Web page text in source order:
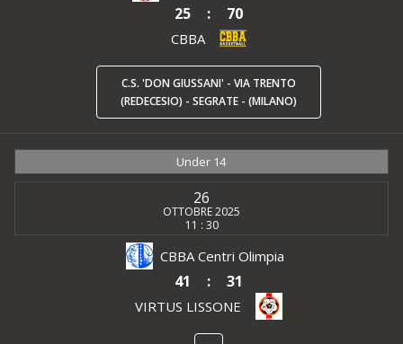
25 : 70
CBBA
C.S. 'DON GIUSSANI' - VIA TRENTO
(REDECESIO) - SEGRATE - (MILANO)
Under 14
26
OTTOBRE 2025
11 : 30
CBBA Centri Olimpia
41 : 31
VIRTUS LISSONE